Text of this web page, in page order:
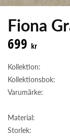
Fiona
699 kr
Kollektion:
Kollektionsbok:
Varumärke:
Material:
Storlek: